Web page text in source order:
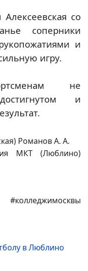
со
соперники
и
игру.
не
и
Романов А. А.
МКТ (Люблино)
в Люблино